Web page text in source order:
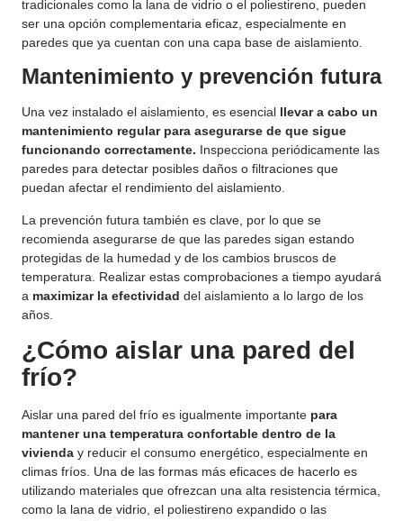
tradicionales como la lana de vidrio o el poliestireno, pueden
ser una opción complementaria eficaz, especialmente en
paredes que ya cuentan con una capa base de aislamiento.
Mantenimiento y prevención futura
Una vez instalado el aislamiento, es esencial llevar a cabo un
mantenimiento regular para asegurarse de que sigue
funcionando correctamente. Inspecciona periódicamente las
paredes para detectar posibles daños o filtraciones que
puedan afectar el rendimiento del aislamiento.
La prevención futura también es clave, por lo que se
recomienda asegurarse de que las paredes sigan estando
protegidas de la humedad y de los cambios bruscos de
temperatura. Realizar estas comprobaciones a tiempo ayudará
a maximizar la efectividad del aislamiento a lo largo de los
años.
¿Cómo aislar una pared del
frío?
Aislar una pared del frío es igualmente importante para
mantener una temperatura confortable dentro de la
vivienda y reducir el consumo energético, especialmente en
climas fríos. Una de las formas más eficaces de hacerlo es
utilizando materiales que ofrezcan una alta resistencia térmica,
como la lana de vidrio, el poliestireno expandido o las